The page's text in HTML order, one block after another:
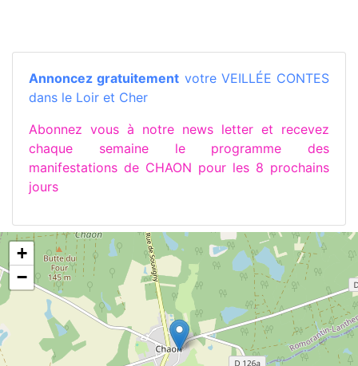
Annoncez gratuitement votre VEILLÉE CONTES
dans le Loir et Cher
Abonnez vous à notre news letter et recevez
chaque semaine le programme des
manifestations de CHAON pour les 8 prochains
jours
+
−